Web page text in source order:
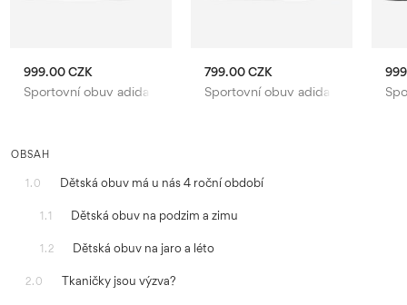
Sportovní obuv adidas
999.00 CZK
Sportovní obuv adidas
799.00 CZK
OBSAH
1.0 Dětská obuv má u nás 4 roční období
1.1 Dětská obuv na podzim a zimu
1.2 Dětská obuv na jaro a léto
2.0 Tkaničky jsou výzva?